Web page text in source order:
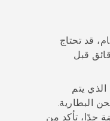
قد تحتاج
قبل
استخدم فقط المحول وكابل USB الذي يتم
البطارية.
جدًا، تأكد من